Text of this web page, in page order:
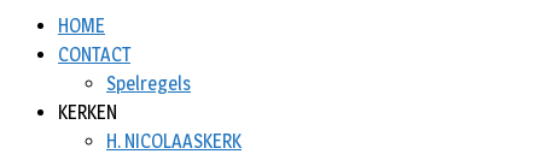
HOME
CONTACT
Spelregels
KERKEN
H. NICOLAASKERK